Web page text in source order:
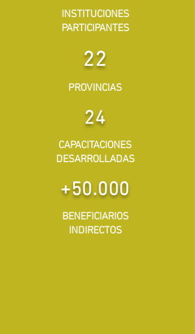
INSTITUCIONES
PARTICIPANTES
22
PROVINCIAS
24
CAPACITACIONES
DESARROLLADAS
+50.000
BENEFICIARIOS
INDIRECTOS